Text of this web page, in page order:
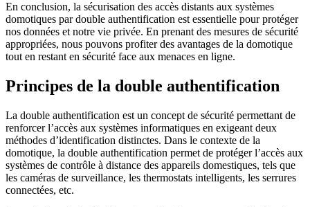
En conclusion, la sécurisation des accès distants aux systèmes
domotiques par double authentification est essentielle pour protéger
nos données et notre vie privée. En prenant des mesures de sécurité
appropriées, nous pouvons profiter des avantages de la domotique
tout en restant en sécurité face aux menaces en ligne.
Principes de la double authentification
La double authentification est un concept de sécurité permettant de
renforcer l’accès aux systèmes informatiques en exigeant deux
méthodes d’identification distinctes. Dans le contexte de la
domotique, la double authentification permet de protéger l’accès aux
systèmes de contrôle à distance des appareils domestiques, tels que
les caméras de surveillance, les thermostats intelligents, les serrures
connectées, etc.